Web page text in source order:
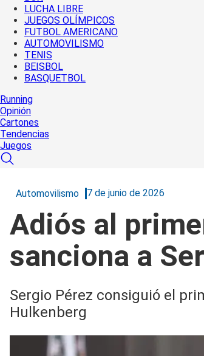
LUCHA LIBRE
JUEGOS OLÍMPICOS
FUTBOL AMERICANO
AUTOMOVILISMO
TENIS
BEISBOL
BASQUETBOL
Running
Opinión
Cartones
Tendencias
Juegos
Automovilismo 7 de junio de 2026
Adiós al
sanciona a
Sergio Pérez consiguió el
Hulkenberg